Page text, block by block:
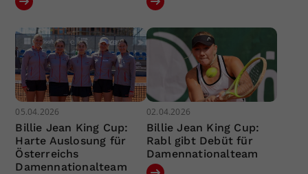
05.04.2026
Billie Jean King Cup:
Harte Auslosung für
Österreichs
Damennationalteam
02.04.2026
Billie Jean King Cup:
Rabl gibt Debüt für
Damennationalteam